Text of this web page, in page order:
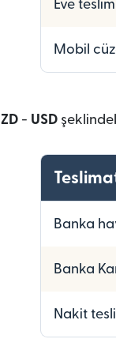
Eve teslim
Mobil
- USD
Banka
Banka
Nakit